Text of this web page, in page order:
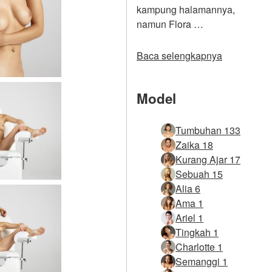
kampung halamannya,
namun Flora …
Baca selengkapnya
Model
Tumbuhan 133
Zaika 18
Kurang Ajar 17
Sebuah 15
Alia 6
Ama 1
Ariel 1
Tingkah 1
Charlotte 1
Semanggi 1